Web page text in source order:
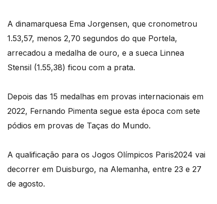
A dinamarquesa Ema Jorgensen, que cronometrou
1.53,57, menos 2,70 segundos do que Portela,
arrecadou a medalha de ouro, e a sueca Linnea
Stensil (1.55,38) ficou com a prata.
Depois das 15 medalhas em provas internacionais em
2022, Fernando Pimenta segue esta época com sete
pódios em provas de Taças do Mundo.
A qualificação para os Jogos Olímpicos Paris2024 vai
decorrer em Duisburgo, na Alemanha, entre 23 e 27
de agosto.